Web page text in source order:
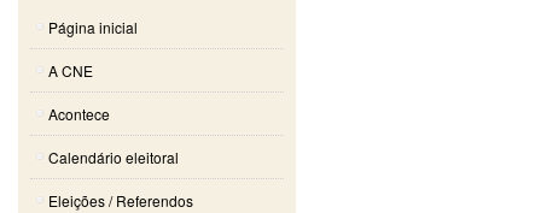
Página inicial
A CNE
Acontece
Calendário eleitoral
Eleições / Referendos